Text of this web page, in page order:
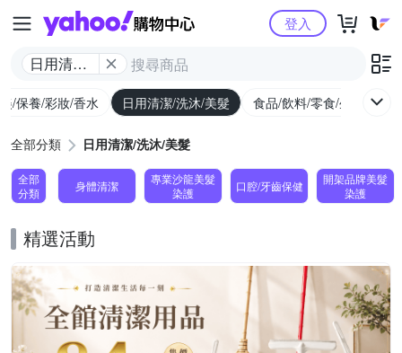
Yahoo購物中心
日用清潔/
登入
/保養/彩妝/香水 日用清潔/洗沐/美髮 食品/飲料/零食/生鮮
全部分類 日用清潔/洗沐/美髮
全部
分類
身體清潔
專業沙龍美髮
染護
口腔/牙齒保健
開架品牌美髮
染護
精選活動